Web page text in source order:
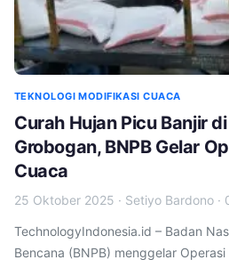
TEKNOLOGI MODIFIKASI CUACA
Curah Hujan Picu Banjir
Grobogan, BNPB Gelar
Cuaca
25 Oktober 2025 · Setiyo Bardono ·
TechnologyIndonesia.id – Badan
Bencana (BNPB) menggelar